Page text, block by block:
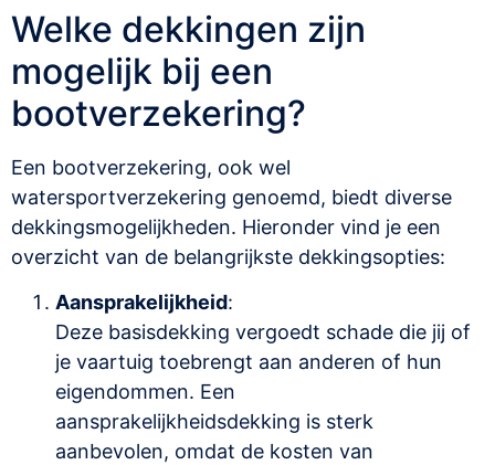
Welke dekkingen zijn
mogelijk bij een
bootverzekering?
Een bootverzekering, ook wel
watersportverzekering genoemd, biedt diverse
dekkingsmogelijkheden. Hieronder vind je een
overzicht van de belangrijkste dekkingsopties:
Aansprakelijkheid:
Deze basisdekking vergoedt schade die jij of
je vaartuig toebrengt aan anderen of hun
eigendommen. Een
aansprakelijkheidsdekking is sterk
aanbevolen, omdat de kosten van